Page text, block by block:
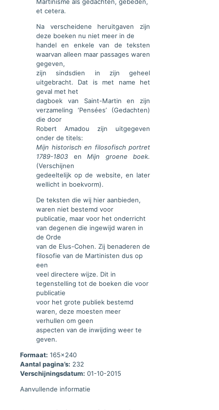
et cetera.
Na verscheidene heruitgaven zijn
deze boeken nu niet meer in de
handel en enkele van de teksten
waarvan alleen maar passages waren
gegeven,
zijn sindsdien in zijn geheel
uitgebracht. Dat is met name het
geval met het
dagboek van Saint-Martin en zijn
verzameling ‘Pensées’ (Gedachten)
die door
Robert Amadou zijn uitgegeven
onder de titels:
Mijn historisch en filosofisch portret
1789-1803 en Mijn groene boek.
(Verschijnen
gedeeltelijk op de website, en later
wellicht in boekvorm).
De teksten die wij hier aanbieden,
waren niet bestemd voor
publicatie, maar voor het onderricht
van degenen die ingewijd waren in
de Orde
van de Elus-Cohen. Zij benaderen de
filosofie van de Martinisten dus op
een
veel directere wijze. Dit in
tegenstelling tot de boeken die voor
publicatie
voor het grote publiek bestemd
waren, deze moesten meer
verhullen om geen
aspecten van de inwijding weer te
geven.
Formaat: 165x240
Aantal pagina’s: 232
Verschijningsdatum: 01-10-2015
Aanvullende informatie